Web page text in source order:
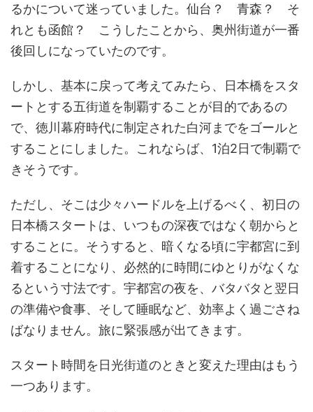
るかについて迷っていました。仙台？ 青森？ そ
れとも函館？ こうしたことから、奥州街道が一番
後回しになっていたのです。
しかし、基本に戻って考えてみたら、日本橋をスタ
ートとする五街道を制覇することが目的であるの
で、徳川幕府時代に制定された白河までをゴールと
することにしました。これならば、1泊2日で制覇で
きそうです。
ただし、そこは少々ハードルを上げるべく、初日の
日本橋スタートは、いつもの深夜ではなく朝からと
することに。そうすると、暗くなる頃に宇都宮に到
着することになり、必然的に時間にゆとりがなくな
るという寸法です。宇都宮の夜を、バタバタと翌日
の準備や食事、そして睡眠など、効率よく過ごさね
ばなりません。旅に緊張感が出てきます。
スタート時間を日光街道のときと変えた理由はもう
一つあります。